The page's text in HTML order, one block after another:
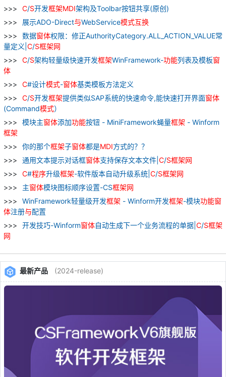
C/S开发框架MDI架构及Toolbar按钮共享(原创)
展示ADO-Direct与WebService模式互换
数据窗体权限：修正AuthorityCategory.ALL_ACTION_VALUE常
量定义| C/S框架网
C/S架构轻量级快速开发框架WinFramework-功能列表及模板窗
体
C#设计模式-窗体基类模板方法定义
C/S开发框架提供类似SAP系统的快速命令,能快速打开界面窗体
(Command模式）
模块主窗体添加功能按钮 - MiniFramework蝇量框架 - Winform
框架
你的那个框架子窗体都是MDI方式的？？
通用文本提示对话框窗体支持保存文本文件| C/S框架网
C#程序升级框架-软件版本自动升级系统| C/S框架网
主窗体模块图标顺序设置-CS框架网
WinFramework轻量级开发框架 - Winform开发框架-模块功能窗
体注册与配置
开发技巧-Winform窗体自动生成下一个业务流程的单据| C/S框架
网
最新产品 (2024-release)